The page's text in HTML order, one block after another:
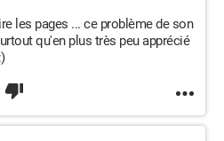
les pages ... ce problème de son
qu'en plus très peu apprécié